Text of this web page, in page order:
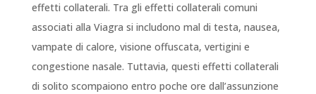
effetti collaterali. Tra gli effetti collaterali comuni
associati alla Viagra si includono mal di testa, nausea,
vampate di calore, visione offuscata, vertigini e
congestione nasale. Tuttavia, questi effetti collaterali
di solito scompaiono entro poche ore dall’assunzione